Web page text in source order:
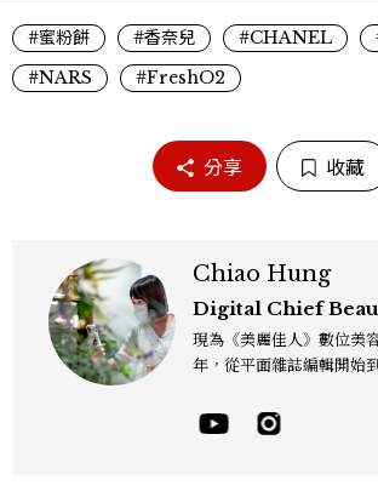
#蜜粉餅 #香奈兒 #CHANEL
#NARS
#FreshO2
分享 收藏
Chiao Hung
Digital Chief
現為《美麗佳人》數位美
年，從平面雜誌編輯開始
耕彩妝、保養、香氛、頭
面向。擅長以細膩敏銳的